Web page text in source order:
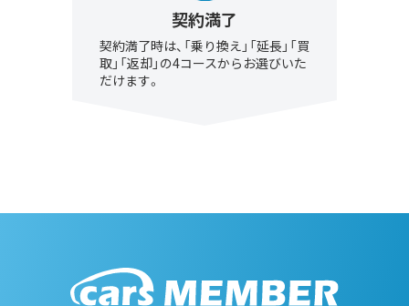
契約満了
契約満了時は、「乗り換え」「延長」「買
取」「返却」の4コースからお選びいた
だけます。